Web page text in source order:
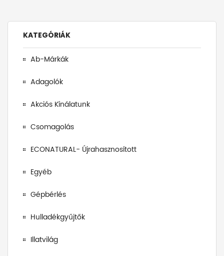
KATEGÓRIÁK
Ab-Márkák
Adagolók
Akciós Kínálatunk
Csomagolás
ECONATURAL- Újrahasznosított
Egyéb
Gépbérlés
Hulladékgyűjtők
Illatvilág